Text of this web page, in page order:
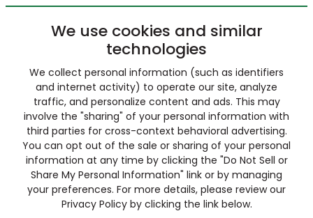
We use cookies and similar
technologies
We collect personal information (such as identifiers
and internet activity) to operate our site, analyze
traffic, and personalize content and ads. This may
involve the "sharing" of your personal information with
third parties for cross-context behavioral advertising.
You can opt out of the sale or sharing of your personal
information at any time by clicking the "Do Not Sell or
Share My Personal Information" link or by managing
your preferences. For more details, please review our
Privacy Policy by clicking the link below.